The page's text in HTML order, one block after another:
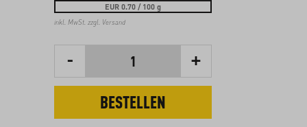
EUR 0.70 / 100 g
inkl. MwSt. zzgl. Versand
- 1 +
BESTELLEN